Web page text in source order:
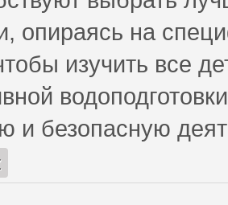
опираясь на
изучить все
и безопасную